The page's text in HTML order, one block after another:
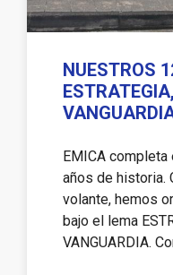
NUESTROS
EMICA
años de historia.
volante, hemos
bajo el lema
VANGUARDIA.